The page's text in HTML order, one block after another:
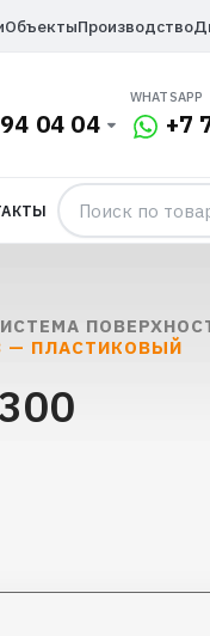
ОбъектыПроизводство
04 04
WHATSAPP
+7
— ПЛАСТИКОВЫЙ